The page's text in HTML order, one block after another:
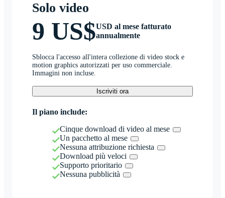
Solo video
9 US$USD al mese fatturato
annualmente
Sblocca l'accesso all'intera collezione di video stock e
motion graphics autorizzati per uso commerciale.
Immagini non incluse.
Iscriviti ora
Il piano include:
Cinque download di video al mese
Un pacchetto al mese
Nessuna attribuzione richiesta
Download più veloci
Supporto prioritario
Nessuna pubblicità